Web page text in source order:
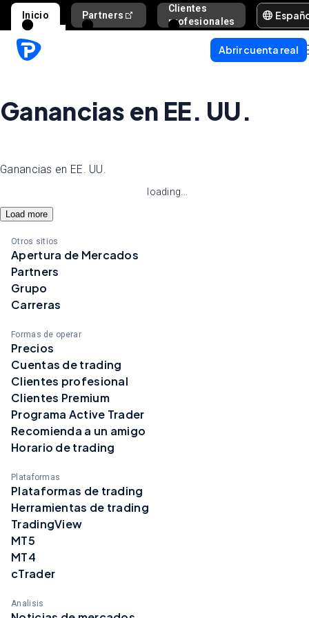
Inicio Partners
Clientes
profesionales
Ayuda y
Abrir cuenta real
Ganancias en EE. UU.
Ganancias en EE. UU.
loading...
Load more
Otros sitios
Apertura de Mercados
Partners
Grupo
Carreras
Formas de operar
Precios
Cuentas de trading
Clientes profesional
Clientes Premium
Programa Active Trader
Recomienda a un amigo
Horario de trading
Plataformas
Plataformas de trading
Herramientas de trading
TradingView
MT5
MT4
cTrader
Analisis